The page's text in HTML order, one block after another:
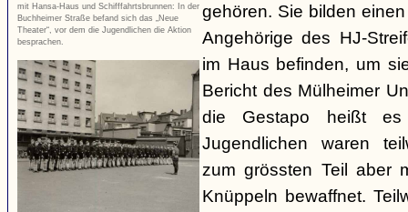
mit Hansa-Haus und Schifffahrtsbrunnen: In der
Buchheimer Straße befand sich das „Neue
Theater“, vor dem die Jugendlichen die Aktion
besprachen.
gehören. Sie bilden
Angehörige des HJ-
im Haus befinden, um
Bericht des Mülheimer
die Gestapo heißt
Jugendlichen waren
zum grössten Teil aber
Knüppeln bewaffnet.